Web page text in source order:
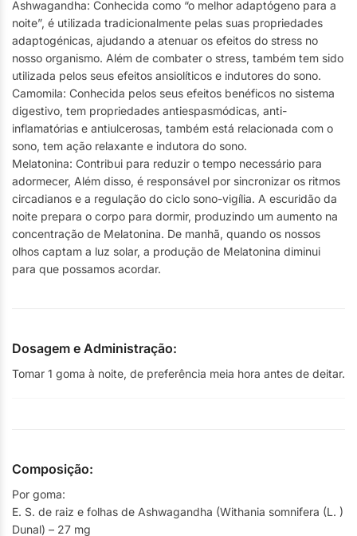
Ashwagandha: Conhecida como “o melhor adaptógeno para a
noite”, é utilizada tradicionalmente pelas suas propriedades
adaptogénicas, ajudando a atenuar os efeitos do stress no
nosso organismo. Além de combater o stress, também tem sido
utilizada pelos seus efeitos ansiolíticos e indutores do sono.
Camomila: Conhecida pelos seus efeitos benéficos no sistema
digestivo, tem propriedades antiespasmódicas, anti-
inflamatórias e antiulcerosas, também está relacionada com o
sono, tem ação relaxante e indutora do sono.
Melatonina: Contribui para reduzir o tempo necessário para
adormecer, Além disso, é responsável por sincronizar os ritmos
circadianos e a regulação do ciclo sono-vigília. A escuridão da
noite prepara o corpo para dormir, produzindo um aumento na
concentração de Melatonina. De manhã, quando os nossos
olhos captam a luz solar, a produção de Melatonina diminui
para que possamos acordar.
Dosagem e Administração:
Tomar 1 goma à noite, de preferência meia hora antes de deitar.
Composição:
Por goma:
E. S. de raiz e folhas de Ashwagandha (Withania somnifera (L. )
Dunal) – 27 mg